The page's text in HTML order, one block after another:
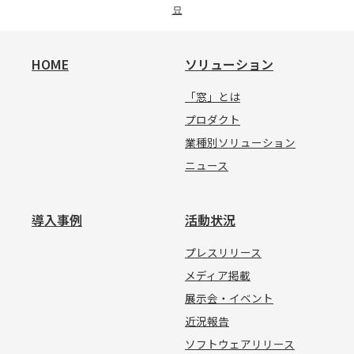
묘
HOME ソリューション
「窓」とは
プロダクト
業種別ソリューション
ニュース
導入事例 活動状況
プレスリリース
メディア掲載
展示会・イベント
近況報告
ソフトウェアリリース